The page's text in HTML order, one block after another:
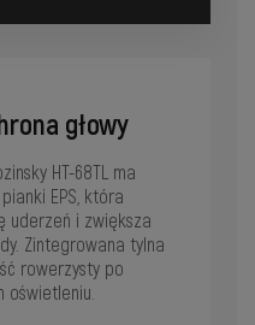
głowy
HT-68TL ma
EPS, która
uderzeń i zwiększa
Zintegrowana tylna
rowerzysty po
oświetleniu.